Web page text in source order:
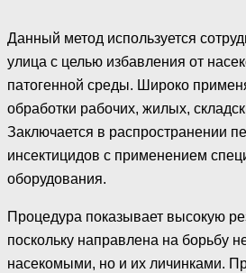
Данный метод используется
улица с целью избавления от
патогенной среды. Широко
обработки рабочих, жилых,
Заключается в распространении
инсектицидов с применением
оборудования.
Процедура показывает высокую
поскольку направлена на борьбу
насекомыми, но и их личинками.